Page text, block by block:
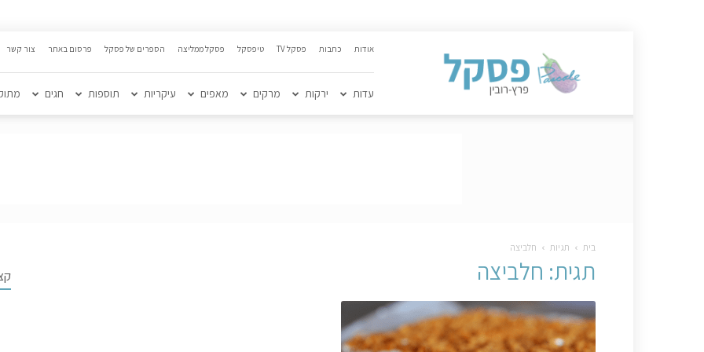
הקולינרי
פסקל
אודות כתבות פסקל TV טיפסקל פסקל ממליצה הספרים של פסקל פרסום באתר צור קשר
עדות ירקות מרקים מאפים עיקריות תוספות חגים
בית תגיות חלביצה
תגית: חלביצה